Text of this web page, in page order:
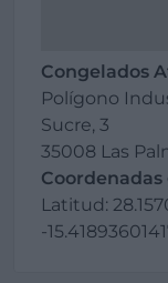
Congelados
Polígono
Sucre, 3
35008 Las
Coordenadas
Latitud:
-